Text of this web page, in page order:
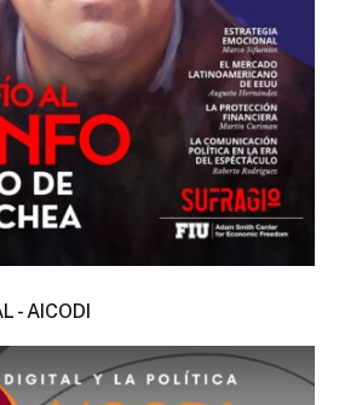
- AICODI